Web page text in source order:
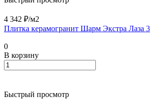
4 342 ₽/м2
Плитка керамогранит Шарм Экстра Лаза
0
В корзину
Быстрый просмотр